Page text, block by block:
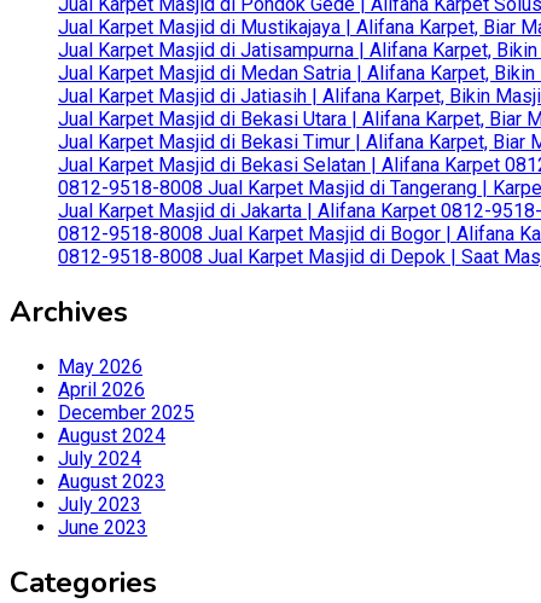
Jual Karpet Masjid di Mustikajaya | Alifana Karpet, Biar
Jual Karpet Masjid di Jatisampurna | Alifana Karpet,
Jual Karpet Masjid di Medan Satria | Alifana Karpet,
Jual Karpet Masjid di Jatiasih | Alifana Karpet, Bikin
Jual Karpet Masjid di Bekasi Utara | Alifana Karpet, Biar
Jual Karpet Masjid di Bekasi Timur | Alifana Karpet, Biar
Jual Karpet Masjid di Bekasi Selatan | Alifana Karpet
0812-9518-8008 Jual Karpet Masjid di Tangerang |
Jual Karpet Masjid di Jakarta | Alifana Karpet 0812-
0812-9518-8008 Jual Karpet Masjid di Bogor | Alifana
0812-9518-8008 Jual Karpet Masjid di Depok | Saat
Archives
May 2026
April 2026
December 2025
August 2024
July 2024
August 2023
July 2023
June 2023
Categories